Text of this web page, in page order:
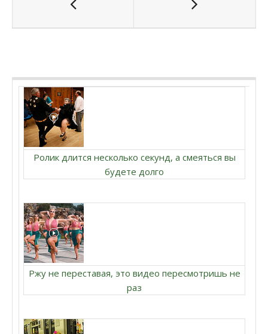
Ролик длится несколько секунд, а смеяться вы
будете долго
Ржу не переставая, это видео пересмотришь не
раз